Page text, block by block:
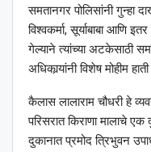
समतानगर पोलिसांनी गुन्हा
विश्‍वकर्मा, सूर्याबाबा आणि
गेल्याने त्यांच्या अटकेसाठी
अधिकार्‍यांनी विशेष मोहीम
कैलास लालाराम चौधरी हे
परिसरात किराणा मालाचे
दुकानात प्रमोद त्रिभुवन